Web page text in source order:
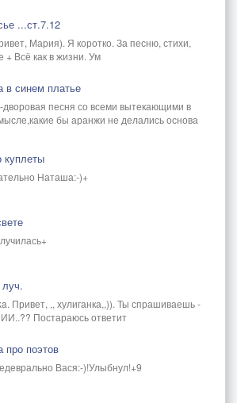
...ст.7.12
Мария). Я коротко. За песню, стихи,
+ Всё как в жизни. Ум
в синем платье
песня со всеми вытекающими в
бы аранжи не делались основа
куплеты
Наташа:-)+
Привет, ,, хулиганка,,)). Ты спрашиваешь -
Постараюсь ответит
про поэтов
Вася:-)!Улыбнул!+9